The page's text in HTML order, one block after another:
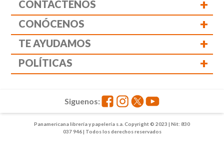
CONTÁCTENOS +
CONÓCENOS +
TE AYUDAMOS +
POLÍTICAS +
Panamericana librería y papelería s.a. Copyright © 2023 | Nit: 830
037 946 | Todos los derechos reservados
Siguenos: